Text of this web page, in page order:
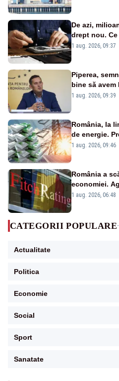
De azi,
drept nou.
un produs
1 aug. 2026, 09:37
Piperea,
bine să
alertei
1 aug. 2026, 09:39
România, la
de energie.
Analiză
1 aug. 2026, 09:46
România a
economiei.
„BBB-” cu
1 aug. 2026, 06:48
CATEGORII POPULARE
Actualitate
Politica
Economie
Social
Sport
Sanatate